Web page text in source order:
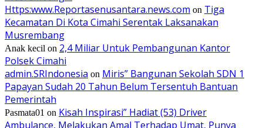
Https:www.Reportasenusantara.news.com on Tiga
Kecamatan Di Kota Cimahi Serentak Laksanakan
Musrembang
Anak kecil on 2,4 Miliar Untuk Pembangunan Kantor
Polsek Cimahi
admin.SRIndonesia on Miris” Bangunan Sekolah SDN 1
Papayan Sudah 20 Tahun Belum Tersentuh Bantuan
Pemerintah
Pasmata01 on Kisah Inspirasi” Hadiat (53) Driver
Ambulance, Melakukan Amal Terhadap Umat, Punya